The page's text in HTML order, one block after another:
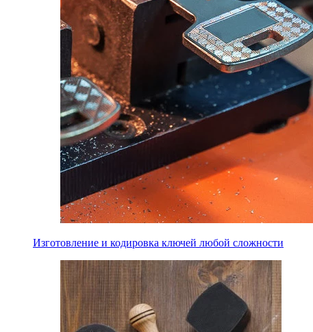
Изготовление и кодировка ключей любой сложности